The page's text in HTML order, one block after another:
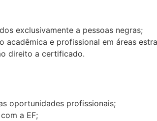
exclusivamente a pessoas negras;
e profissional em áreas
direito a certificado.
oportunidades profissionais;
a EF;